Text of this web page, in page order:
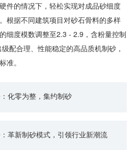
件的情况下，轻松实现对成品砂细度
根据不同建筑项目对砂石骨料的多样
细度模数调整至2.3 - 2.9 ，含粉量控制
配合理、性能稳定的高品质机制砂，
准。
化零为整，集约制砂
革新制砂模式，引领行业新潮流